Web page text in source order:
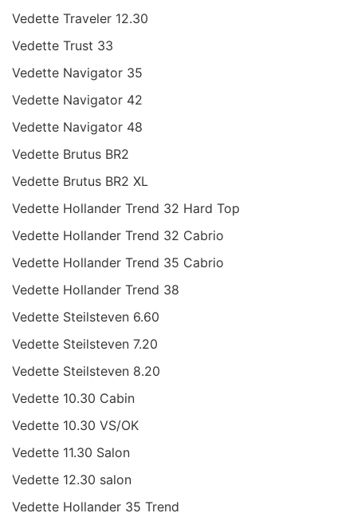
Vedette Traveler 12.30
Vedette Trust 33
Vedette Navigator 35
Vedette Navigator 42
Vedette Navigator 48
Vedette Brutus BR2
Vedette Brutus BR2 XL
Vedette Hollander Trend 32 Hard Top
Vedette Hollander Trend 32 Cabrio
Vedette Hollander Trend 35 Cabrio
Vedette Hollander Trend 38
Vedette Steilsteven 6.60
Vedette Steilsteven 7.20
Vedette Steilsteven 8.20
Vedette 10.30 Cabin
Vedette 10.30 VS/OK
Vedette 11.30 Salon
Vedette 12.30 salon
Vedette Hollander 35 Trend